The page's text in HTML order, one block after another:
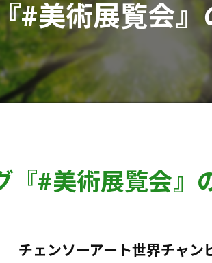
#美術展覧会
『#美術展覧会』
チェンソーアート世界チャン